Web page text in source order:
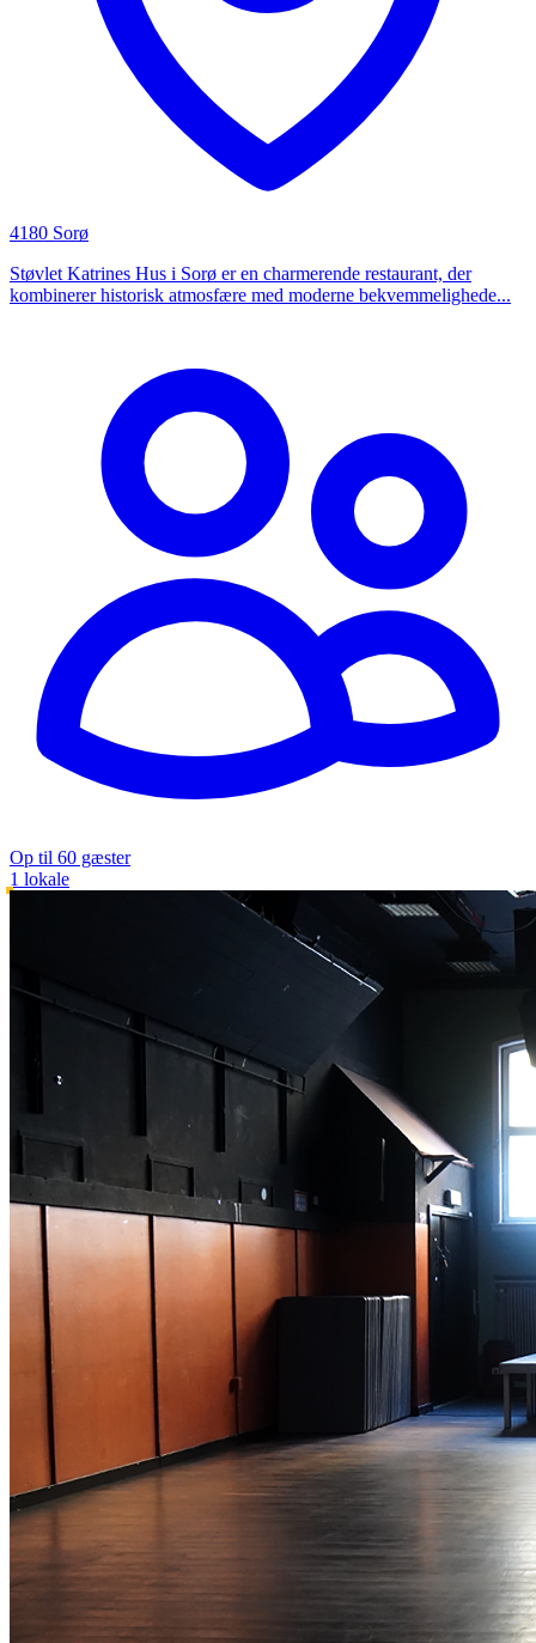
4180 Sorø
Støvlet Katrines Hus i Sorø er en charmerende restaurant, der
kombinerer historisk atmosfære med moderne bekvemmelighede...
Op til 60 gæster
1 lokale